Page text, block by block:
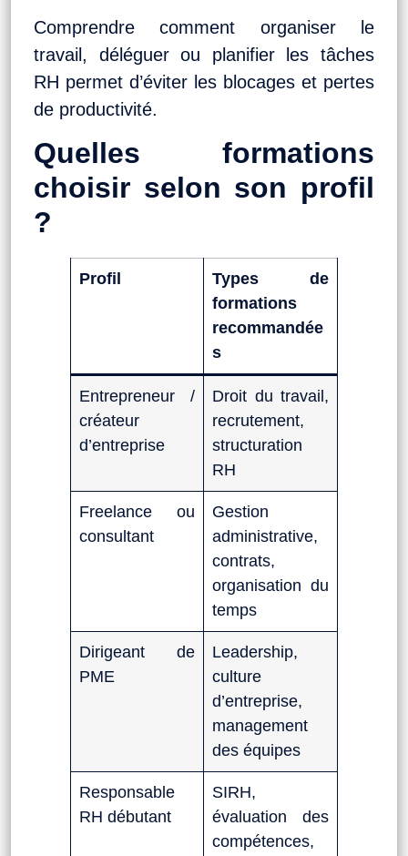
Comprendre comment organiser le
travail, déléguer ou planifier les tâches
RH permet d’éviter les blocages et pertes
de productivité.
Quelles formations
choisir selon son profil
?
Profil
Types de
formations
recommandée
s
Entrepreneur /
créateur
d’entreprise
Droit du travail,
recrutement,
structuration
RH
Freelance ou
consultant
Gestion
administrative,
contrats,
organisation du
temps
Dirigeant de
PME
Leadership,
culture
d’entreprise,
management
des équipes
Responsable
RH débutant
SIRH,
évaluation des
compétences,